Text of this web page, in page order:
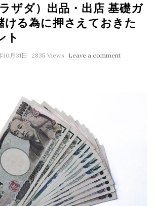
ザダ）出品・出店 基礎ガ
ける為に押さえておきた
ト
10月31日 2835 Views Leave a comment